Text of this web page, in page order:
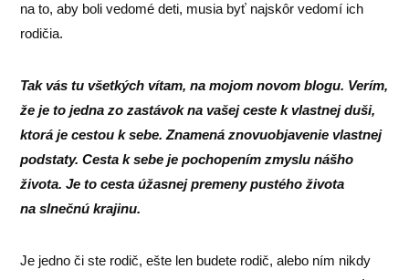
na to, aby boli vedomé deti, musia byť najskôr vedomí ich
rodičia.
Tak vás tu všetkých vítam, na mojom novom blogu. Verím,
že je to jedna zo zastávok na vašej ceste k vlastnej duši,
ktorá je cestou k sebe. Znamená znovuobjavenie vlastnej
podstaty. Cesta k sebe je pochopením zmyslu nášho
života. Je to cesta úžasnej premeny pustého života
na slnečnú krajinu.
Je jedno či ste rodič, ešte len budete rodič, alebo ním nikdy